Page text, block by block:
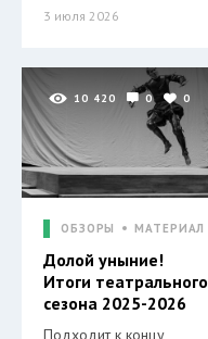
3 июля 2026
10 420 0 0
ОБЗОРЫ МАТЕРИАЛ
Долой уныние!
Итоги театрального
сезона 2025-2026
Подходит к концу